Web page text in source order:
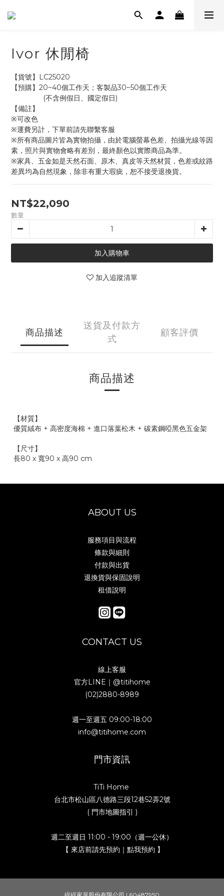
Ivor 休閒椅
【貨號】LC25020
【預購】20~40個工作天；客製品30~50個工作天
                (不含例假日、國定假日)
【備註】
※可改色
※運費另計，下單前請先聯繫客服
※所有商品圖片皆為實物拍攝，由於電腦螢幕色差、拍攝光線等因
素，照片與實物會略有差別，最終顏色以實際商品為準。
※家具、五金如是天然石面、原木、真皮等天然材質，色差或紋路
差異均為自然現象，除非有重大瑕疵，恕不接受退換貨。
NT$22,090
數量
加入購物車
加入追蹤清單
商品描述
送貨及付款方
式
顧客評價
商品描述
【材質】
優質絨布 + 高密度海棉 + 進口落葉松木 + 碳素鋼啞黑色五金架
【尺寸】
長80 x 寬90 x 高90 cm
ABOUT US
服務項目與流程
條款與細則
付款與出貨
退換貨與保固說明
租借說明
CONTACT US
線上客服
官方LINE｜ @titihome
(02)2880-8989
週一至週五 09:00-18:00
info@titihome.com
門市資訊
TiTi Home
台北市松山區八德路三段12巷52弄2號
( 門市地圖指引 )
週二至週日 11:00 - 19:00（週一公休）
【 來店前請先預約｜點我預約 】